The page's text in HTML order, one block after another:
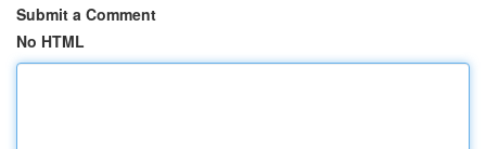
Submit a Comment
No HTML